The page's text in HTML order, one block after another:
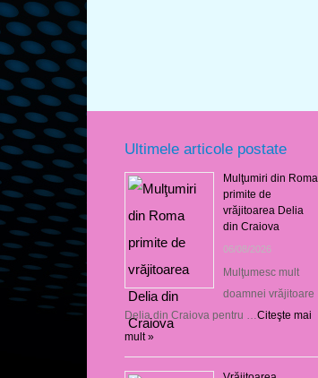
Ultimele articole postate
Mulţumiri din Roma
primite de
vrăjitoarea Delia
din Craiova
06/08/2026
Mulţumesc mult
doamnei vrăjitoare
Delia din Craiova pentru … Citeşte mai
mult »